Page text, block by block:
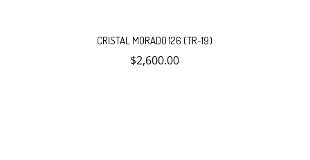
CRISTAL MORADO 126 (TR-19)
$2,600.00